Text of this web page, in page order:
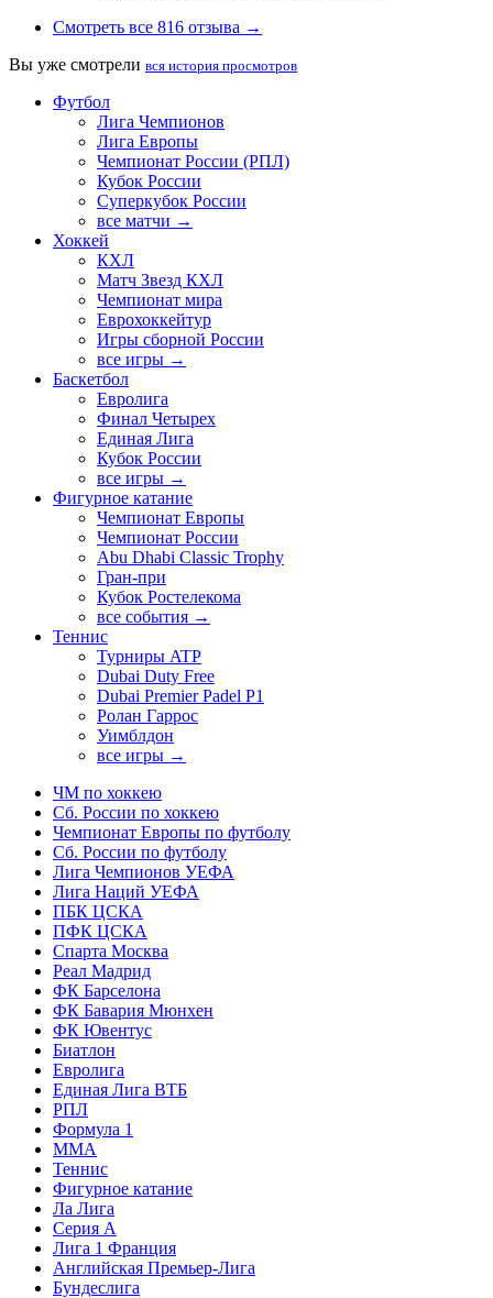
Смотреть все 816 отзыва →
Вы уже смотрели вся история просмотров
Футбол
Лига Чемпионов
Лига Европы
Чемпионат России (РПЛ)
Кубок России
Суперкубок России
все матчи →
Хоккей
КХЛ
Матч Звезд КХЛ
Чемпионат мира
Еврохоккейтур
Игры сборной России
все игры →
Баскетбол
Евролига
Финал Четырех
Единая Лига
Кубок России
все игры →
Фигурное катание
Чемпионат Европы
Чемпионат России
Abu Dhabi Classic Trophy
Гран-при
Кубок Ростелекома
все события →
Теннис
Турниры ATP
Dubai Duty Free
Dubai Premier Padel P1
Ролан Гаррос
Уимблдон
все игры →
ЧМ по хоккею
Сб. России по хоккею
Чемпионат Европы по футболу
Сб. России по футболу
Лига Чемпионов УЕФА
Лига Наций УЕФА
ПБК ЦСКА
ПФК ЦСКА
Спарта Москва
Реал Мадрид
ФК Барселона
ФК Бавария Мюнхен
ФК Ювентус
Биатлон
Евролига
Единая Лига ВТБ
РПЛ
Формула 1
MMA
Теннис
Фигурное катание
Ла Лига
Серия А
Лига 1 Франция
Английская Премьер-Лига
Бундеслига